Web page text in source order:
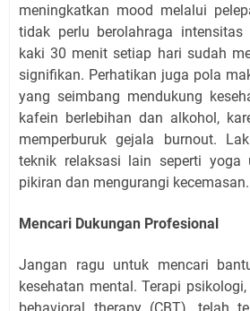
meningkatkan mood melalui
tidak perlu berolahraga
kaki 30 menit setiap hari sudah
signifikan. Perhatikan juga pola
yang seimbang mendukung
kafein berlebihan dan alkohol,
memperburuk gejala burnout.
teknik relaksasi lain seperti yoga
pikiran dan mengurangi kecemasan.
Mencari Dukungan Profesional
Jangan ragu untuk mencari
kesehatan mental. Terapi
behavioral therapy (CBT), telah